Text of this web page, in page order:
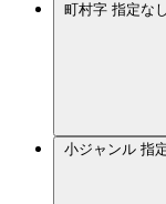
町村字 指定なし
小ジャンル 指